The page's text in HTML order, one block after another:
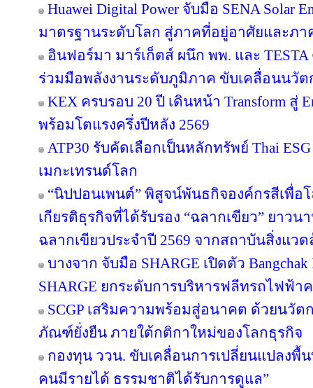
Huawei Digital Power จับมือ SENA Solar
มาตรฐานระดับโลก สู่ภาคที่อยู่อาศัยและภา
อินฟอร์มา มาร์เก็ตส์ ผนึก พพ. และ TESTA
ร่วมมือพลังงานระดับภูมิภาค ขับเคลื่อนนวัต
KEX ครบรอบ 20 ปี เดินหน้า Transform สู่
พร้อมโตแรงครึ่งปีหลัง 2569
ATP30 รับคัดเลือกเป็นหลักทรัพย์ Thai ESG
เมกะเทรนด์โลก
“นิปปอนเพนต์” พิสูจน์พันธกิจองค์กรสีเพื่อ
เกียรติธุรกิจที่ได้รับรอง “ฉลากเขียว” ยาวน
ฉลากเขียวประจำปี 2569 จากสถาบันสิ่งแว
บางจาก จับมือ SHARGE เปิดตัว Bangchak
SHARGE ยกระดับการบริหารฟลีทรถไฟฟ้า
SCGP เสริมความพร้อมสู่อนาคต ด้วยนวั
ภัณฑ์ยั่งยืน ภายใต้กติกาใหม่ของโลกธุรกิจ
กองทุน ววน. ขับเคลื่อนการเปลี่ยนแปลงพื้
คนมีรายได้ ธรรมชาติได้รับการดูแล”